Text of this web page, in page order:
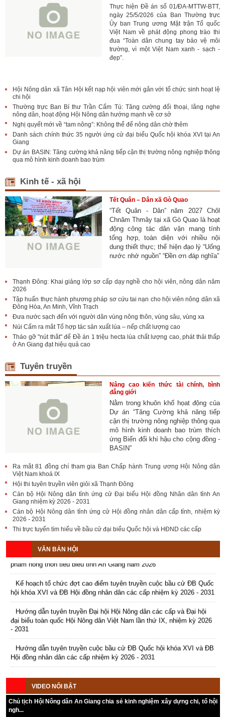
Thực hiện Đề án số 01/ĐA-MTTW-BTT,
ngày 25/5/2026 của Ban Thường trực
Ủy ban Trung ương Mặt trận Tổ quốc
Việt Nam về phát động phong trào thi
đua “Toàn dân chung tay bảo vệ môi
trường, vì một Việt Nam xanh - sạch -
đẹp”.
Hội Nông dân xã Tân Hội kết nạp hội viên mới gắn với tổ chức sinh hoạt lệ
chi hội
Thường trực Ban Bí thư Trần Cẩm Tú: Tăng cường đối thoại, lắng nghe
nông dân, hoạt động Hội Nông dân hướng mạnh về cơ sở
Nghị quyết mới về “tam nông”: Không thể để nông dân chờ thêm
Danh sách chính thức 35 người ứng cử đại biểu Quốc hội khóa XVI tại An
Giang
Dự án BASIN: Tăng cường khả năng tiếp cận thị trường nông nghiệp thông
qua mô hình kinh doanh bao trùm
Kinh tế - xã hội
Tết Quân – Dân xã Gò Quao
“Tết Quân - Dân” năm 2027 Chôl
Chnăm Thmây tại xã Gò Quao là hoạt
động công tác dân vận mang tính
tổng hợp, toàn diện với nhiều nội
dung thiết thực; thể hiện đạo lý “Uống
nước nhớ nguồn” “Đền ơn đáp nghĩa”
Thạnh Đông: Khai giảng lớp sơ cấp dạy nghề cho hội viên, nông dân năm
2026
Tập huấn thực hành phương pháp sơ cứu tai nạn cho hội viên nông dân xã
Đông Hòa, An Minh, Vĩnh Trạch
Đưa nước sạch đến với người dân vùng nông thôn, vùng sâu, vùng xa
Núi Cấm ra mắt Tổ hợp tác sản xuất lúa – nếp chất lượng cao
Tháo gỡ "nút thắt" để Đề án 1 triệu hecta lúa chất lượng cao, phát thải thấp
ở An Giang đạt hiệu quả cao
Tuyên truyền
Nâng cao kiến thức tài chính, bình
đẳng giới
Nằm trong khuôn khổ họat động của
Dự án “Tăng Cường khả năng tiếp
cận thị trường nông nghiệp thông qua
mô hình kinh doanh bao trùm thích
ứng Biến đổi khí hậu cho cộng đồng -
BASIN”
Ra mắt 81 đồng chí tham gia Ban Chấp hành Trung ương Hội Nông dân
Việt Nam khoá IX
Hội thi tuyên truyền viên giỏi xã Thạnh Đông
Cán bộ Hội Nông dân tỉnh ứng cử Đại biểu Hội đồng Nhân dân tỉnh An
Giang nhiệm kỳ 2026 - 2031
Cán bộ Hội Nông dân tỉnh ứng cử Hội đồng nhân dân cấp tỉnh, nhiệm kỳ
2026 - 2031
Thi trực tuyến tìm hiểu về bầu cử đại biểu Quốc hội và HĐND các cấp
VĂN BẢN HỘI
Kế hoạch tổ chức Hội chợ triển lãm Nông nghiệp - Thương mại sản
phẩm nông thôn tiêu biểu tỉnh An Giang năm 2026
Kế hoạch tổ chức đợt cao điểm tuyên truyền cuộc bầu cử ĐB Quốc
hội khóa XVI và ĐB Hội đồng nhân dân các cấp nhiệm kỳ 2026 - 2031
Hướng dẫn tuyên truyền Đại hội Hội Nông dân các cấp và Đại hội
đại biểu toàn quốc Hội Nông dân Việt Nam lần thứ IX, nhiệm kỳ 2026
- 2031
Hướng dẫn tuyên truyền cuộc bầu cử ĐB Quốc hội khóa XVI và ĐB
Hội đồng nhân dân các cấp nhiệm kỳ 2026 - 2031
Kế hoạch Tổ chức Đại hội Hội Nông dân cấp tỉnh, cấp xã nhiệm kỳ
VIDEO NỔI BẬT
Chủ tịch Hội Nông dân An Giang chia sẻ kinh nghiệm xây dựng chi, tổ hội
ngh...